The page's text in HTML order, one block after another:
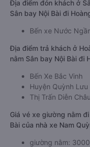
Địa điểm đón khách ở
Sân bay Nội Bài đi
Bến xe Nước
Địa điểm trả khách ở
nằm Sân bay Nội Bài đi
Bến Xe Bắc Vinh
Huyện Quỳnh Lưu
Thị Trấn Diễn Châu
Giá vé xe giường nằm
Bài của nhà xe Nam
giường nằm: